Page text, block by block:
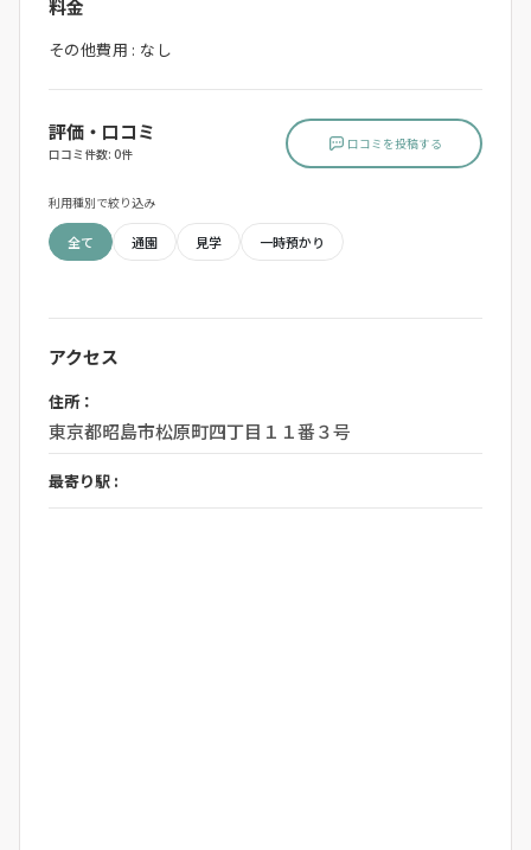
料金
その他費用 : なし
評価・口コミ
口コミ件数: 0件
口コミを投稿する
利用種別で絞り込み
全て 通園 見学 一時預かり
アクセス
住所：
東京都昭島市松原町四丁目１１番３号
最寄り駅 :